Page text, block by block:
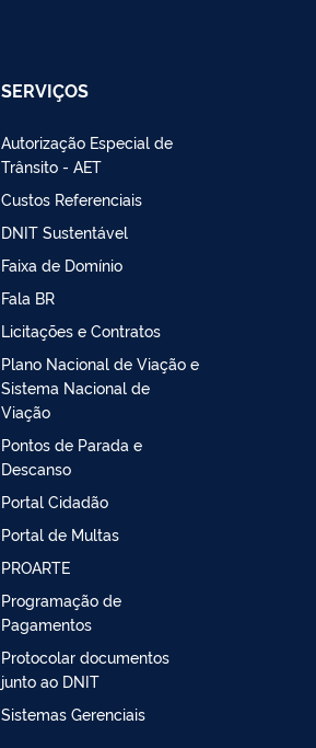
SERVIÇOS
Autorização Especial de
Trânsito - AET
Custos Referenciais
DNIT Sustentável
Faixa de Domínio
Fala BR
Licitações e Contratos
Plano Nacional de Viação e
Sistema Nacional de
Viação
Pontos de Parada e
Descanso
Portal Cidadão
Portal de Multas
PROARTE
Programação de
Pagamentos
Protocolar documentos
junto ao DNIT
Sistemas Gerenciais